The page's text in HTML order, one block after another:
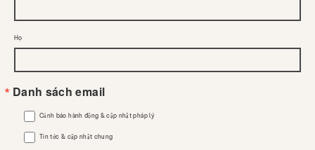
Họ
Danh sách email
Cảnh báo hành động & cập nhật pháp lý
Tin tức & cập nhật chung